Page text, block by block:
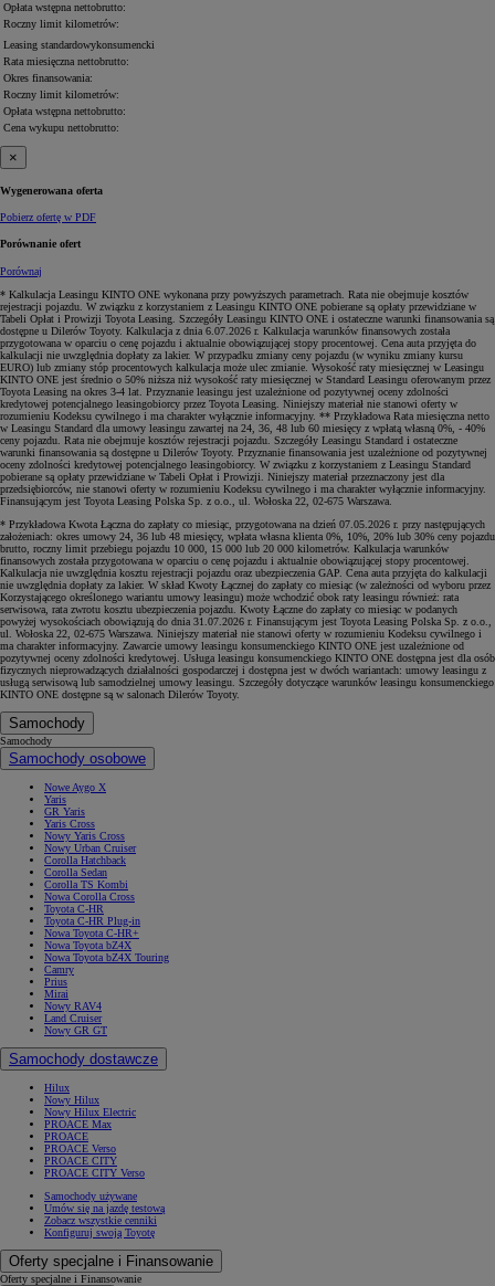
Opłata wstępna nettobrutto:
Roczny limit kilometrów:
Leasing standardowykonsumencki
Rata miesięczna nettobrutto:
Okres finansowania:
Roczny limit kilometrów:
Opłata wstępna nettobrutto:
Cena wykupu nettobrutto:
×
Wygenerowana oferta
Pobierz ofertę w PDF
Porównanie ofert
Porównaj
* Kalkulacja Leasingu KINTO ONE wykonana przy powyższych parametrach. Rata nie obejmuje kosztów
rejestracji pojazdu. W związku z korzystaniem z Leasingu KINTO ONE pobierane są opłaty przewidziane w
Tabeli Opłat i Prowizji Toyota Leasing. Szczegóły Leasingu KINTO ONE i ostateczne warunki finansowania są
dostępne u Dilerów Toyoty. Kalkulacja z dnia 6.07.2026 r. Kalkulacja warunków finansowych została
przygotowana w oparciu o cenę pojazdu i aktualnie obowiązującej stopy procentowej. Cena auta przyjęta do
kalkulacji nie uwzględnia dopłaty za lakier. W przypadku zmiany ceny pojazdu (w wyniku zmiany kursu
EURO) lub zmiany stóp procentowych kalkulacja może ulec zmianie. Wysokość raty miesięcznej w Leasingu
KINTO ONE jest średnio o 50% niższa niż wysokość raty miesięcznej w Standard Leasingu oferowanym przez
Toyota Leasing na okres 3-4 lat. Przyznanie leasingu jest uzależnione od pozytywnej oceny zdolności
kredytowej potencjalnego leasingobiorcy przez Toyota Leasing. Niniejszy materiał nie stanowi oferty w
rozumieniu Kodeksu cywilnego i ma charakter wyłącznie informacyjny. ** Przykładowa Rata miesięczna netto
w Leasingu Standard dla umowy leasingu zawartej na 24, 36, 48 lub 60 miesięcy z wpłatą własną 0%, - 40%
ceny pojazdu. Rata nie obejmuje kosztów rejestracji pojazdu. Szczegóły Leasingu Standard i ostateczne
warunki finansowania są dostępne u Dilerów Toyoty. Przyznanie finansowania jest uzależnione od pozytywnej
oceny zdolności kredytowej potencjalnego leasingobiorcy. W związku z korzystaniem z Leasingu Standard
pobierane są opłaty przewidziane w Tabeli Opłat i Prowizji. Niniejszy materiał przeznaczony jest dla
przedsiębiorców, nie stanowi oferty w rozumieniu Kodeksu cywilnego i ma charakter wyłącznie informacyjny.
Finansującym jest Toyota Leasing Polska Sp. z o.o., ul. Wołoska 22, 02-675 Warszawa.
* Przykładowa Kwota Łączna do zapłaty co miesiąc, przygotowana na dzień 07.05.2026 r. przy następujących
założeniach: okres umowy 24, 36 lub 48 miesięcy, wpłata własna klienta 0%, 10%, 20% lub 30% ceny pojazdu
brutto, roczny limit przebiegu pojazdu 10 000, 15 000 lub 20 000 kilometrów. Kalkulacja warunków
finansowych została przygotowana w oparciu o cenę pojazdu i aktualnie obowiązującej stopy procentowej.
Kalkulacja nie uwzględnia kosztu rejestracji pojazdu oraz ubezpieczenia GAP. Cena auta przyjęta do kalkulacji
nie uwzględnia dopłaty za lakier. W skład Kwoty Łącznej do zapłaty co miesiąc (w zależności od wyboru przez
Korzystającego określonego wariantu umowy leasingu) może wchodzić obok raty leasingu również: rata
serwisowa, rata zwrotu kosztu ubezpieczenia pojazdu. Kwoty Łączne do zapłaty co miesiąc w podanych
powyżej wysokościach obowiązują do dnia 31.07.2026 r. Finansującym jest Toyota Leasing Polska Sp. z o.o.,
ul. Wołoska 22, 02-675 Warszawa. Niniejszy materiał nie stanowi oferty w rozumieniu Kodeksu cywilnego i
ma charakter informacyjny. Zawarcie umowy leasingu konsumenckiego KINTO ONE jest uzależnione od
pozytywnej oceny zdolności kredytowej. Usługa leasingu konsumenckiego KINTO ONE dostępna jest dla osób
fizycznych nieprowadzących działalności gospodarczej i dostępna jest w dwóch wariantach: umowy leasingu z
usługą serwisową lub samodzielnej umowy leasingu. Szczegóły dotyczące warunków leasingu konsumenckiego
KINTO ONE dostępne są w salonach Dilerów Toyoty.
Samochody
Samochody
Samochody osobowe
Nowe Aygo X
Yaris
GR Yaris
Yaris Cross
Nowy Yaris Cross
Nowy Urban Cruiser
Corolla Hatchback
Corolla Sedan
Corolla TS Kombi
Nowa Corolla Cross
Toyota C-HR
Toyota C-HR Plug-in
Nowa Toyota C-HR+
Nowa Toyota bZ4X
Nowa Toyota bZ4X Touring
Camry
Prius
Mirai
Nowy RAV4
Land Cruiser
Nowy GR GT
Samochody dostawcze
Hilux
Nowy Hilux
Nowy Hilux Electric
PROACE Max
PROACE
PROACE Verso
PROACE CITY
PROACE CITY Verso
Samochody używane
Umów się na jazdę testową
Zobacz wszystkie cenniki
Konfiguruj swoją Toyotę
Oferty specjalne i Finansowanie
Oferty specjalne i Finansowanie